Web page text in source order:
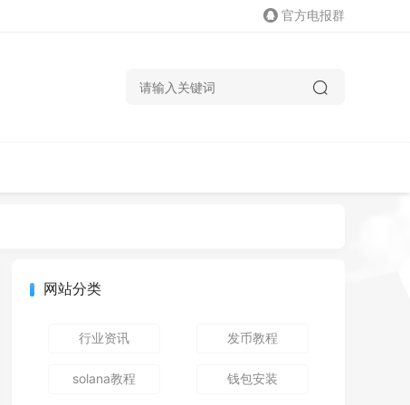
官方电报群
网站分类
行业资讯 发币教程
solana教程 钱包安装